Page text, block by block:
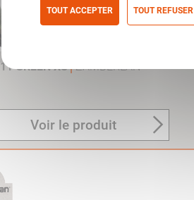
GREEN XS ZAMBERLAN
Voir le produit
TOUT ACCEPTER TOUT REFUSER